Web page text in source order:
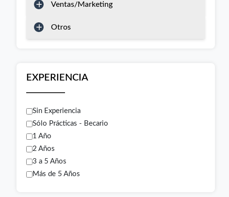
Ventas/Marketing
Otros
EXPERIENCIA
Sin Experiencia
Sólo Prácticas - Becario
1 Año
2 Años
3 a 5 Años
Más de 5 Años